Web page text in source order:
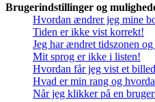
Brugerindstillinger og
Hvordan ændrer jeg mine
Tiden er ikke vist korrekt!
Jeg har ændret tidszonen
Mit sprog er ikke i listen!
Hvordan får jeg vist et
Hvad er min rang og
Når jeg klikker på en